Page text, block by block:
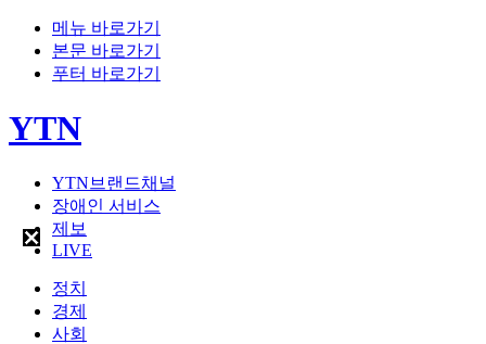
메뉴 바로가기
본문 바로가기
푸터 바로가기
YTN
YTN브랜드채널
장애인 서비스
제보
LIVE
정치
경제
사회